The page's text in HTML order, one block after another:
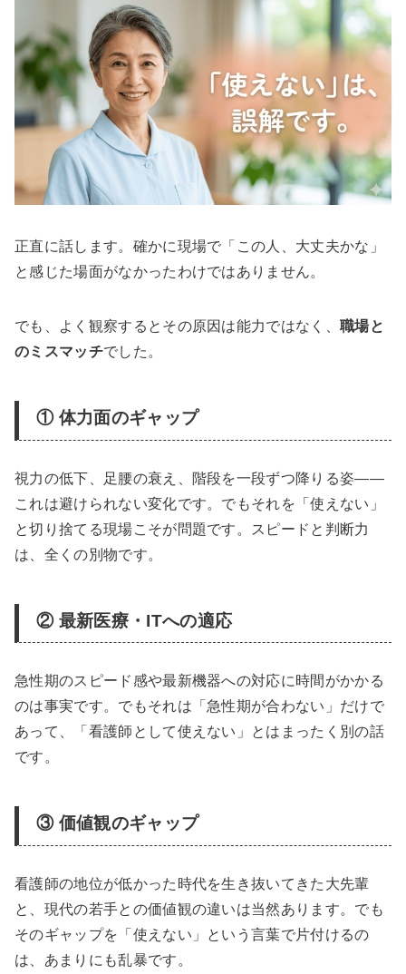
正直に話します。確かに現場で「この人、大丈夫かな」
と感じた場面がなかったわけではありません。
でも、よく観察するとその原因は能力ではなく、職場と
のミスマッチでした。
① 体力面のギャップ
視力の低下、足腰の衰え、階段を一段ずつ降りる姿——
これは避けられない変化です。でもそれを「使えない」
と切り捨てる現場こそが問題です。スピードと判断力
は、全くの別物です。
② 最新医療・ITへの適応
急性期のスピード感や最新機器への対応に時間がかかる
のは事実です。でもそれは「急性期が合わない」だけで
あって、「看護師として使えない」とはまったく別の話
です。
③ 価値観のギャップ
看護師の地位が低かった時代を生き抜いてきた大先輩
と、現代の若手との価値観の違いは当然あります。でも
そのギャップを「使えない」という言葉で片付けるの
は、あまりにも乱暴です。